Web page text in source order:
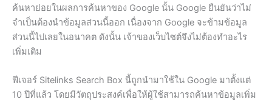
ค้นหาย่อยในผลการค้นหาของ Google นั้น Google ยืนยันว่าไม่
จำเป็นต้องนำข้อมูลส่วนนี้ออก เนื่องจาก Google จะข้ามข้อมูล
ส่วนนี้ไปเลยในอนาคต ดังนั้น เจ้าของเว็บไซต์จึงไม่ต้องทำอะไร
เพิ่มเติม
ฟีเจอร์ Sitelinks Search Box นี้ถูกนำมาใช้ใน Google มาตั้งแต่
10 ปีที่แล้ว โดยมีวัตถุประสงค์เพื่อให้ผู้ใช้สามารถค้นหาข้อมูลเพิ่ม